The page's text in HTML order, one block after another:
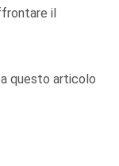
il
questo articolo